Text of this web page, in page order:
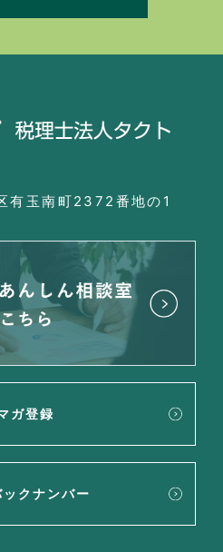
有玉南町2372番地の1
ガ登録
ックナンバー